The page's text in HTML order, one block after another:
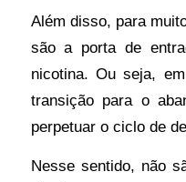
Além disso, para
são a porta de
nicotina. Ou seja,
transição para o
perpetuar o ciclo de
Nesse sentido, não